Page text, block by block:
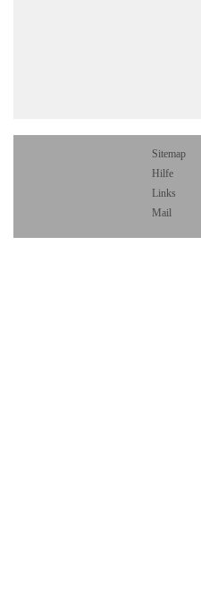
Sitemap
Hilfe
Links
Mail